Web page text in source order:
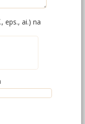
eps., ai.) na